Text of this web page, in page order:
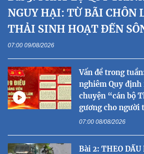
NGUY HẠI: TỪ BÃI CHÔN
THẢI SINH HOẠT ĐẾN
07:00 09/08/2026
Vấn đề trong
nghiêm Quy định
chuyện “cán bộ
gương cho người
07:00 08/08/2026
Bài 2: THEO DẤU